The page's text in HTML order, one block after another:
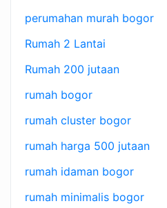
perumahan murah bogor
Rumah 2 Lantai
Rumah 200 jutaan
rumah bogor
rumah cluster bogor
rumah harga 500 jutaan
rumah idaman bogor
rumah minimalis bogor